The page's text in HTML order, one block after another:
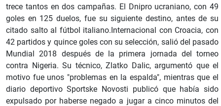
trece tantos en dos campañas. El Dnipro ucraniano, con 49
goles en 125 duelos, fue su siguiente destino, antes de su
citado salto al fútbol italiano.Internacional con Croacia, con
42 partidos y quince goles con su selección, salió del pasado
Mundial 2018 después de la primera jornada del torneo
contra Nigeria. Su técnico, Zlatko Dalic, argumentó que el
motivo fue unos "problemas en la espalda", mientras que el
diario deportivo Sportske Novosti publicó que había sido
expulsado por haberse negado a jugar a cinco minutos del